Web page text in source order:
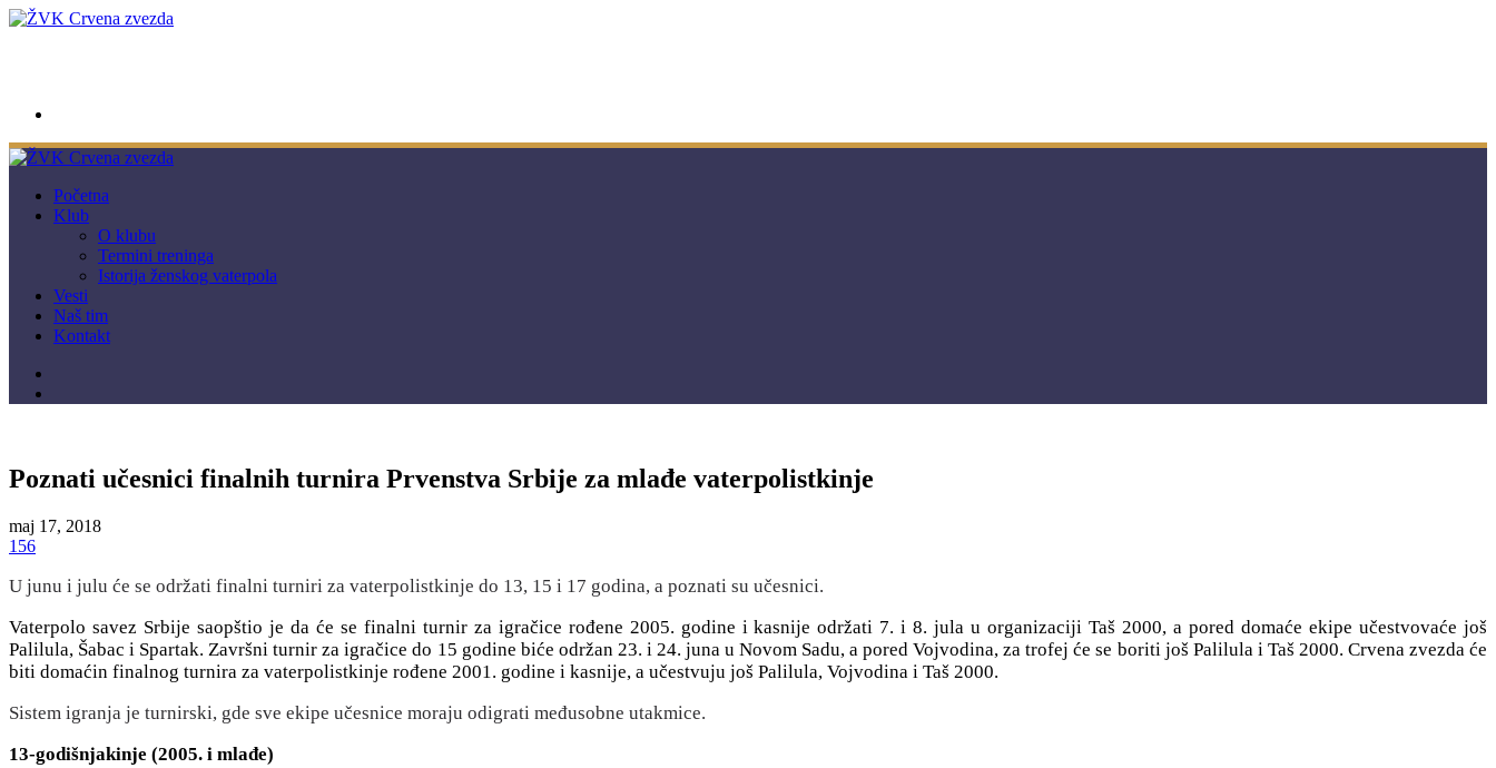
Početna
Klub
O klubu
Termini treninga
Istorija ženskog vaterpola
Vesti
Naš tim
Kontakt
Poznati učesnici finalnih turnira Prvenstva Srbije za mlađe vaterpolistkinje
maj 17, 2018
156
U junu i julu će se održati finalni turniri za vaterpolistkinje do 13, 15 i 17 godina, a poznati su učesnici.
Vaterpolo savez Srbije saopštio je da će se finalni turnir za igračice rođene 2005. godine i kasnije održati 7. i 8. jula u organizaciji Taš 2000, a pored domaće ekipe učestvovaće još
Palilula, Šabac i Spartak. Završni turnir za igračice do 15 godine biće održan 23. i 24. juna u Novom Sadu, a pored Vojvodina, za trofej će se boriti još Palilula i Taš 2000. Crvena zvezda će
biti domaćin finalnog turnira za vaterpolistkinje rođene 2001. godine i kasnije, a učestvuju još Palilula, Vojvodina i Taš 2000.
Sistem igranja je turnirski, gde sve ekipe učesnice moraju odigrati međusobne utakmice.
13-godišnjakinje (2005. i mlađe)